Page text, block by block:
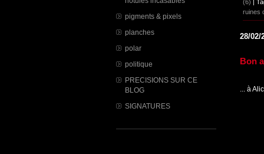
pigments & pixels
planches
polar
politique
PRECISIONS SUR CE
BLOG
SIGNATURES
(6) |
ruines
28/02/
Bon
... à